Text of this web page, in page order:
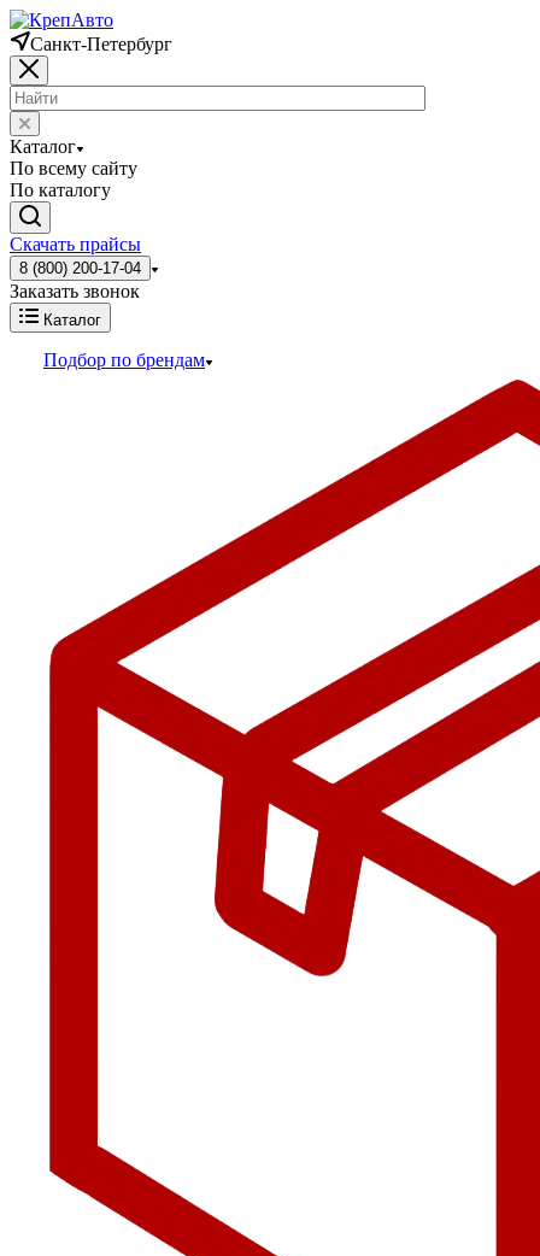
Санкт-Петербург
Каталог
По всему сайту
По каталогу
Скачать прайсы
8 (800) 200-17-04
Заказать звонок
Каталог
Подбор по брендам